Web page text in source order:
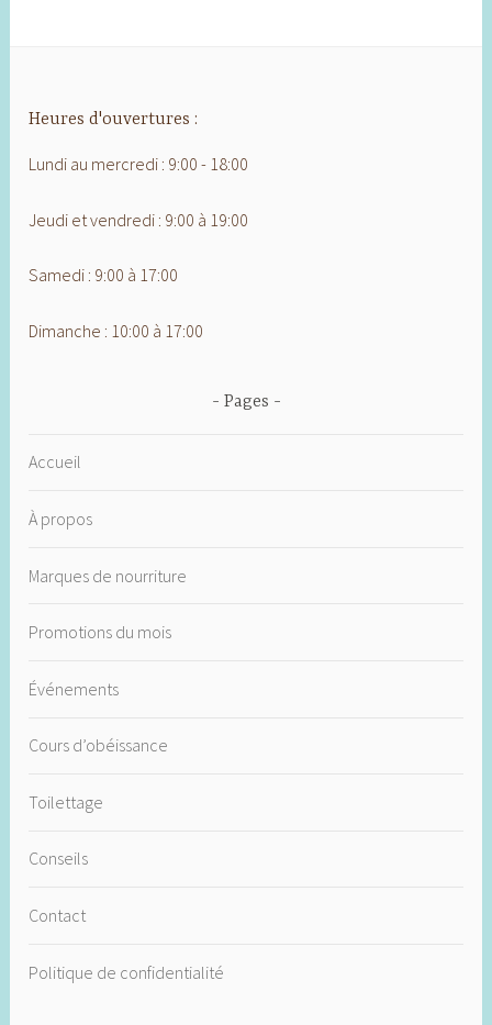
Heures d'ouvertures :
Lundi au mercredi : 9:00 - 18:00
Jeudi et vendredi : 9:00 à 19:00
Samedi : 9:00 à 17:00
Dimanche : 10:00 à 17:00
Pages
Accueil
À propos
Marques de nourriture
Promotions du mois
Événements
Cours d’obéissance
Toilettage
Conseils
Contact
Politique de confidentialité